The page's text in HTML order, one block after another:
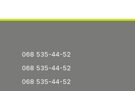
068 535-44-52
068 535-44-52
068 535-44-52